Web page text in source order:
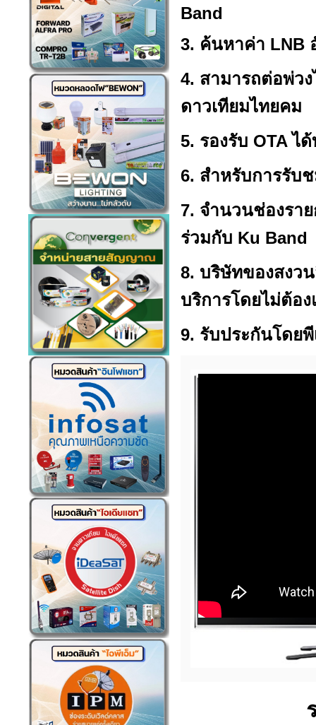
Band
3. ค้นหาค่า LNB
4. สามารถต่อพ่ว
ดาวเทียมไทยคม
5. รองรับ OTA ไ
6. สำหรับการรับ
7. จำนวนช่องรา
ร่วมกับ Ku Band
8. บริษัทของสงว
บริการโดยไม่ต้อ
9. รับประกันโดยพี